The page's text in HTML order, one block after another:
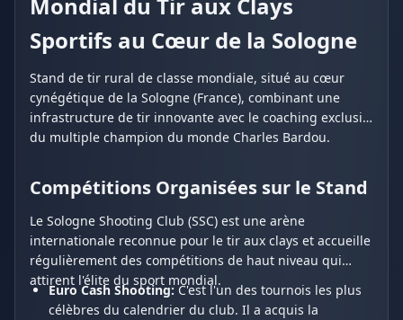
Sportifs au Cœur de la Sologne
Stand de tir rural de classe mondiale, situé au cœur
cynégétique de la Sologne (France), combinant une
infrastructure de tir innovante avec le coaching exclusif
du multiple champion du monde Charles Bardou.
Compétitions Organisées sur le Stand
Le Sologne Shooting Club (SSC) est une arène
internationale reconnue pour le tir aux clays et accueille
régulièrement des compétitions de haut niveau qui
attirent l'élite du sport mondial.
Euro Cash Shooting:C'est l'un des tournois les plus
célèbres du calendrier du club. Il a acquis la